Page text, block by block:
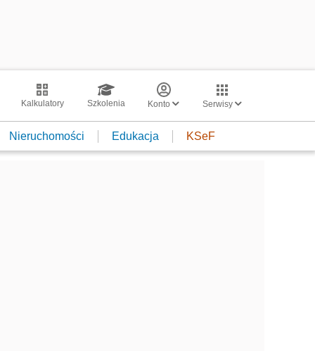
Kalkulatory Szkolenia Konto Serwisy
Nieruchomości Edukacja KSeF